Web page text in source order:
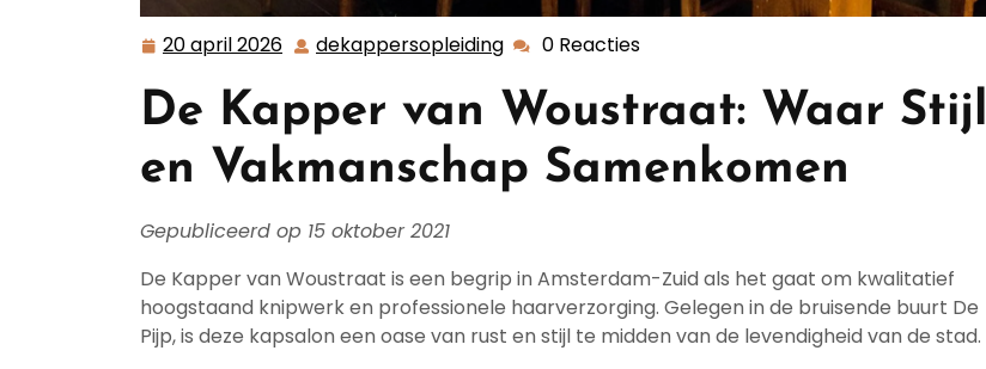
20 april 2026 20
2026
dekappersopleiding dekappersopleiding
0 Reacties
De Kapper van Woustraat: Waar Stijl
en Vakmanschap Samenkomen
Gepubliceerd op 15 oktober 2021
De Kapper van Woustraat is een begrip in Amsterdam-Zuid als het gaat om kwalitatief
hoogstaand knipwerk en professionele haarverzorging. Gelegen in de bruisende buurt De
Pijp, is deze kapsalon een oase van rust en stijl te midden van de levendigheid van de stad.